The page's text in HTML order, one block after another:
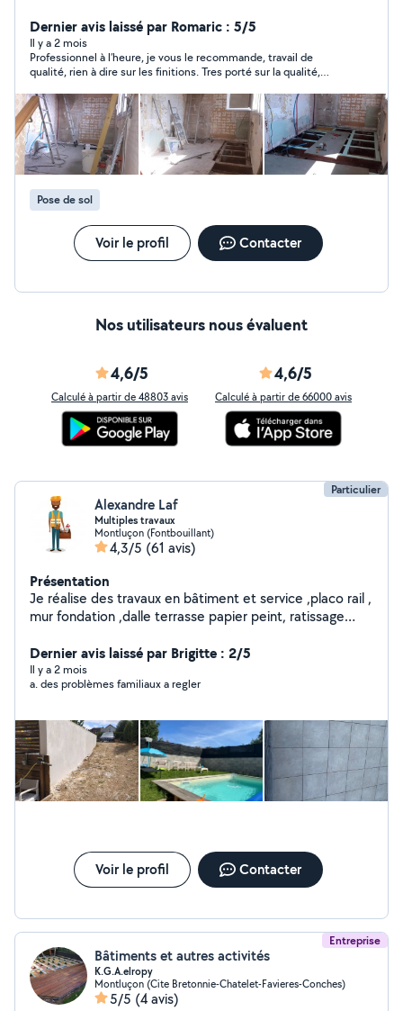
plafonds ( peinture, papier peint, crépis intérieur, cire
intérieure, carrelage, pose de fausses pierres
apparentes et fausses briques, pose de parement,
pose de parquet, pose de lino...),pose verrerie, pose
sanitaire, dalle, terrasse, petite démolition, création ou
modification d'une cuisine... ainsi que touts petits
travaux de bricolage, montage de meubles, évacuation
à la déchetterie (meubles, électroménager, literie,
déchets verts).
Dernier avis laissé par Romaric : 5/5
Il y a 2 mois
Professionnel à l’heure, je vous le recommande, travail de
qualité, rien à dire sur les finitions. Tres porté sur la qualité,
Pose de sol
Voir le profil Contacter
Nos utilisateurs nous évaluent
4,6/5
Calculé à partir de 48803 avis
4,6/5
Calculé à partir de 66000 avis
Particulier
Alexandre Laf
Multiples travaux
Montluçon (Fontbouillant)
4,3/5 (61 avis)
Présentation
Je réalise des travaux en bâtiment et service ,placo rail ,
mur fondation ,dalle terrasse papier peint, ratissage
réparation auto tonte pelouse taille haie ménage pose
fenêtre ext .. à la demande du client
Dernier avis laissé par Brigitte : 2/5
Il y a 2 mois
a. des problèmes familiaux a regler
Voir le profil Contacter
Entreprise
Bâtiments et autres activités
K.G.A.elropy
Montluçon (Cite Bretonnie-Chatelet-Favieres-Conches)
5/5 (4 avis)